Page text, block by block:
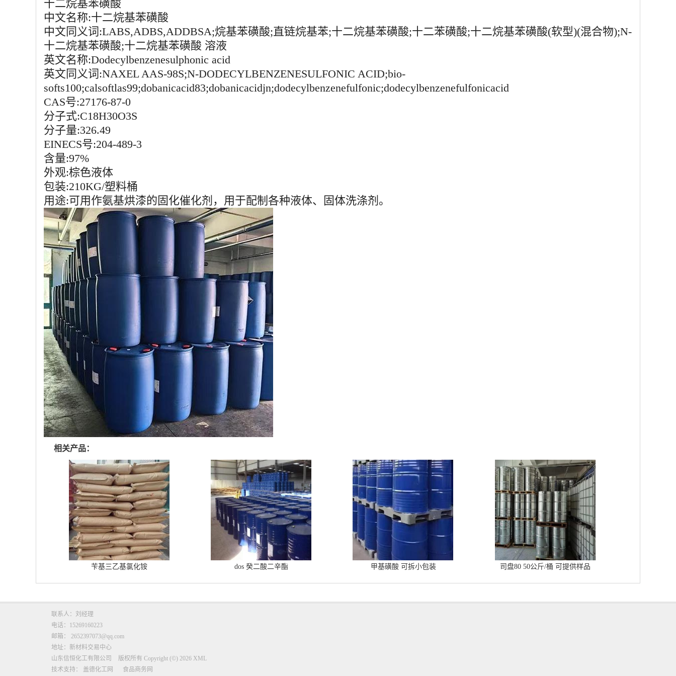
十二烷基苯磺酸
中文名称:十二烷基苯磺酸
中文同义词:LABS,ADBS,ADDBSA;烷基苯磺酸;直链烷基苯;十二烷基苯磺酸;十二苯磺酸;十二烷基苯磺酸(软型)(混合物);N-
十二烷基苯磺酸;十二烷基苯磺酸 溶液
英文名称:Dodecylbenzenesulphonic acid
英文同义词:NAXEL AAS-98S;N-DODECYLBENZENESULFONIC ACID;bio-
softs100;calsoftlas99;dobanicacid83;dobanicacidjn;dodecylbenzenefulfonic;dodecylbenzenefulfonicacid
CAS号:27176-87-0
分子式:C18H30O3S
分子量:326.49
EINECS号:204-489-3
含量:97%
外观:棕色液体
包装:210KG/塑料桶
用途:可用作氨基烘漆的固化催化剂，用于配制各种液体、固体洗涤剂。
相关产品：
苄基三乙基氯化铵 dos 癸二酸二辛酯 甲基磺酸 可拆小包装 司盘80 50公斤/桶 可提供样品
联系人：刘经理
电话：15269160223
邮箱： 2652397073@qq.com
地址：新材料交易中心
山东信恒化工有限公司
版权所有 Copyright (©) 2026 XML
技术支持： 盖德化工网 食品商务网